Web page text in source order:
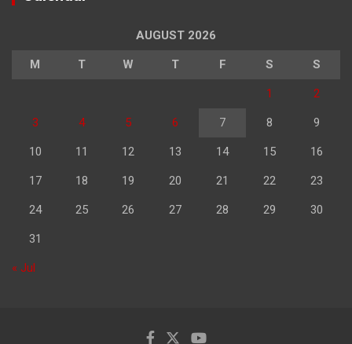
AUGUST 2026
M T W T F S S
1 2
3 4 5 6 7 8 9
10 11 12 13 14 15 16
17 18 19 20 21 22 23
24 25 26 27 28 29 30
31
« Jul